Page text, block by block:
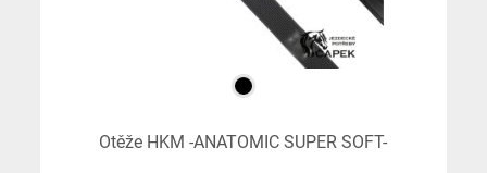
Otěže HKM -ANATOMIC SUPER SOFT-